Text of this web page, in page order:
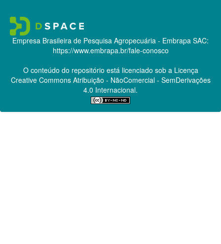
Empresa Brasileira de Pesquisa Agropecuária - Embrapa SAC:
https://www.embrapa.br/fale-conosco
O conteúdo do repositório está licenciado sob a Licença
Creative CommonsAtribuição - NãoComercial - SemDerivações
4.0 Internacional.